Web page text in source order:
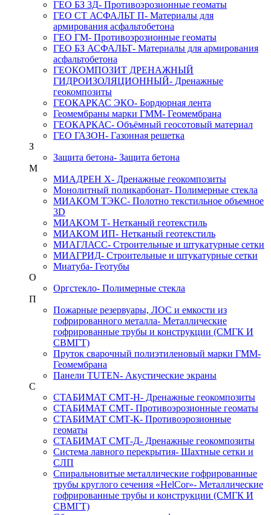
ГЕО БЗ 3Д- Противоэрозионные геоматы
ГЕО СТ АСФАЛЬТ П- Материалы для
армирования асфальтобетона
ГЕО ГМ- Противоэрозионные геоматы
ГЕО БЗ АСФАЛЬТ- Материалы для армирования
асфальтобетона
ГЕОКОМПОЗИТ ДРЕНАЖНЫЙ
ГИДРОИЗОЛЯЦИОННЫЙ- Дренажные
геокомпозиты
ГЕОКАРКАС ЭКО- Бордюрная лента
Геомембраны марки ГММ- Геомембрана
ГЕОКАРКАС- Объёмный геосотовый материал
ГЕО ГАЗОН- Газонная решетка
З
Защита бетона- Защита бетона
М
МИАДРЕН Х- Дренажные геокомпозиты
Монолитный поликарбонат- Полимерные стекла
МИАКОМ ТЭКС- Полотно текстильное объемное
3D
МИАКОМ Т- Нетканый геотекстиль
МИАКОМ ИП- Нетканый геотекстиль
МИАГЛАСС- Строительные и штукатурные сетки
МИАГРИД- Строительные и штукатурные сетки
Миатуба- Геотубы
О
Оргстекло- Полимерные стекла
П
Пожарные резервуары, ЛОС и емкости из
гофрированного металла- Металлические
гофрированные трубы и конструкции (СМГК И
СВМГТ)
Пруток сварочный полиэтиленовый марки ГММ-
Геомембрана
Панели TUTEN- Акустические экраны
С
СТАБИМАТ СМТ-Н- Дренажные геокомпозиты
СТАБИМАТ СМТ- Противоэрозионные геоматы
СТАБИМАТ СМТ-К- Противоэрозионные
геоматы
СТАБИМАТ СМТ-Д- Дренажные геокомпозиты
Система лавного перекрытия- Шахтные сетки и
СЛП
Спиральновитые металлические гофрированные
трубы круглого сечения «HelCor»- Металлические
гофрированные трубы и конструкции (СМГК И
СВМГТ)